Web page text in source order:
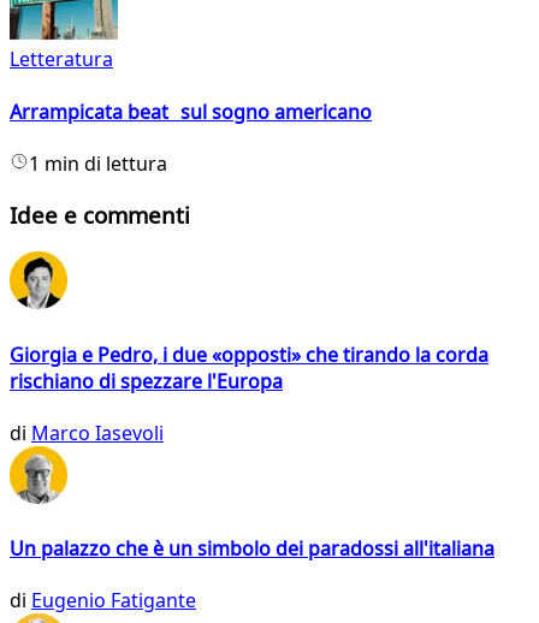
Letteratura
Arrampicata beat sul sogno americano
1 min di lettura
Idee e commenti
Giorgia e Pedro, i due «opposti» che tirando la corda
rischiano di spezzare l'Europa
di Marco Iasevoli
Un palazzo che è un simbolo dei paradossi all'italiana
di Eugenio Fatigante